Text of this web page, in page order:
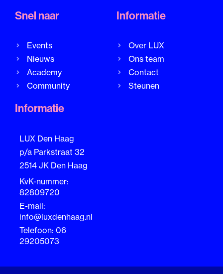
Snel naar
Events
Nieuws
Academy
Community
Informatie
Over LUX
Ons team
Contact
Steunen
Informatie
LUX Den Haag
p/a Parkstraat 32
2514 JK Den Haag
KvK-nummer:
82809720
E-mail:
info@luxdenhaag.nl
Telefoon: 06
29205073